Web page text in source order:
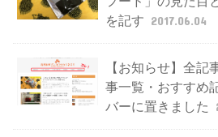
を記す 2017.06.04
【お知らせ】全記
事一覧・おすすめ
バーに置きました